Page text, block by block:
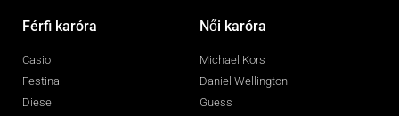
Férfi karóra
Casio
Festina
Diesel
Női karóra
Michael Kors
Daniel Wellington
Guess